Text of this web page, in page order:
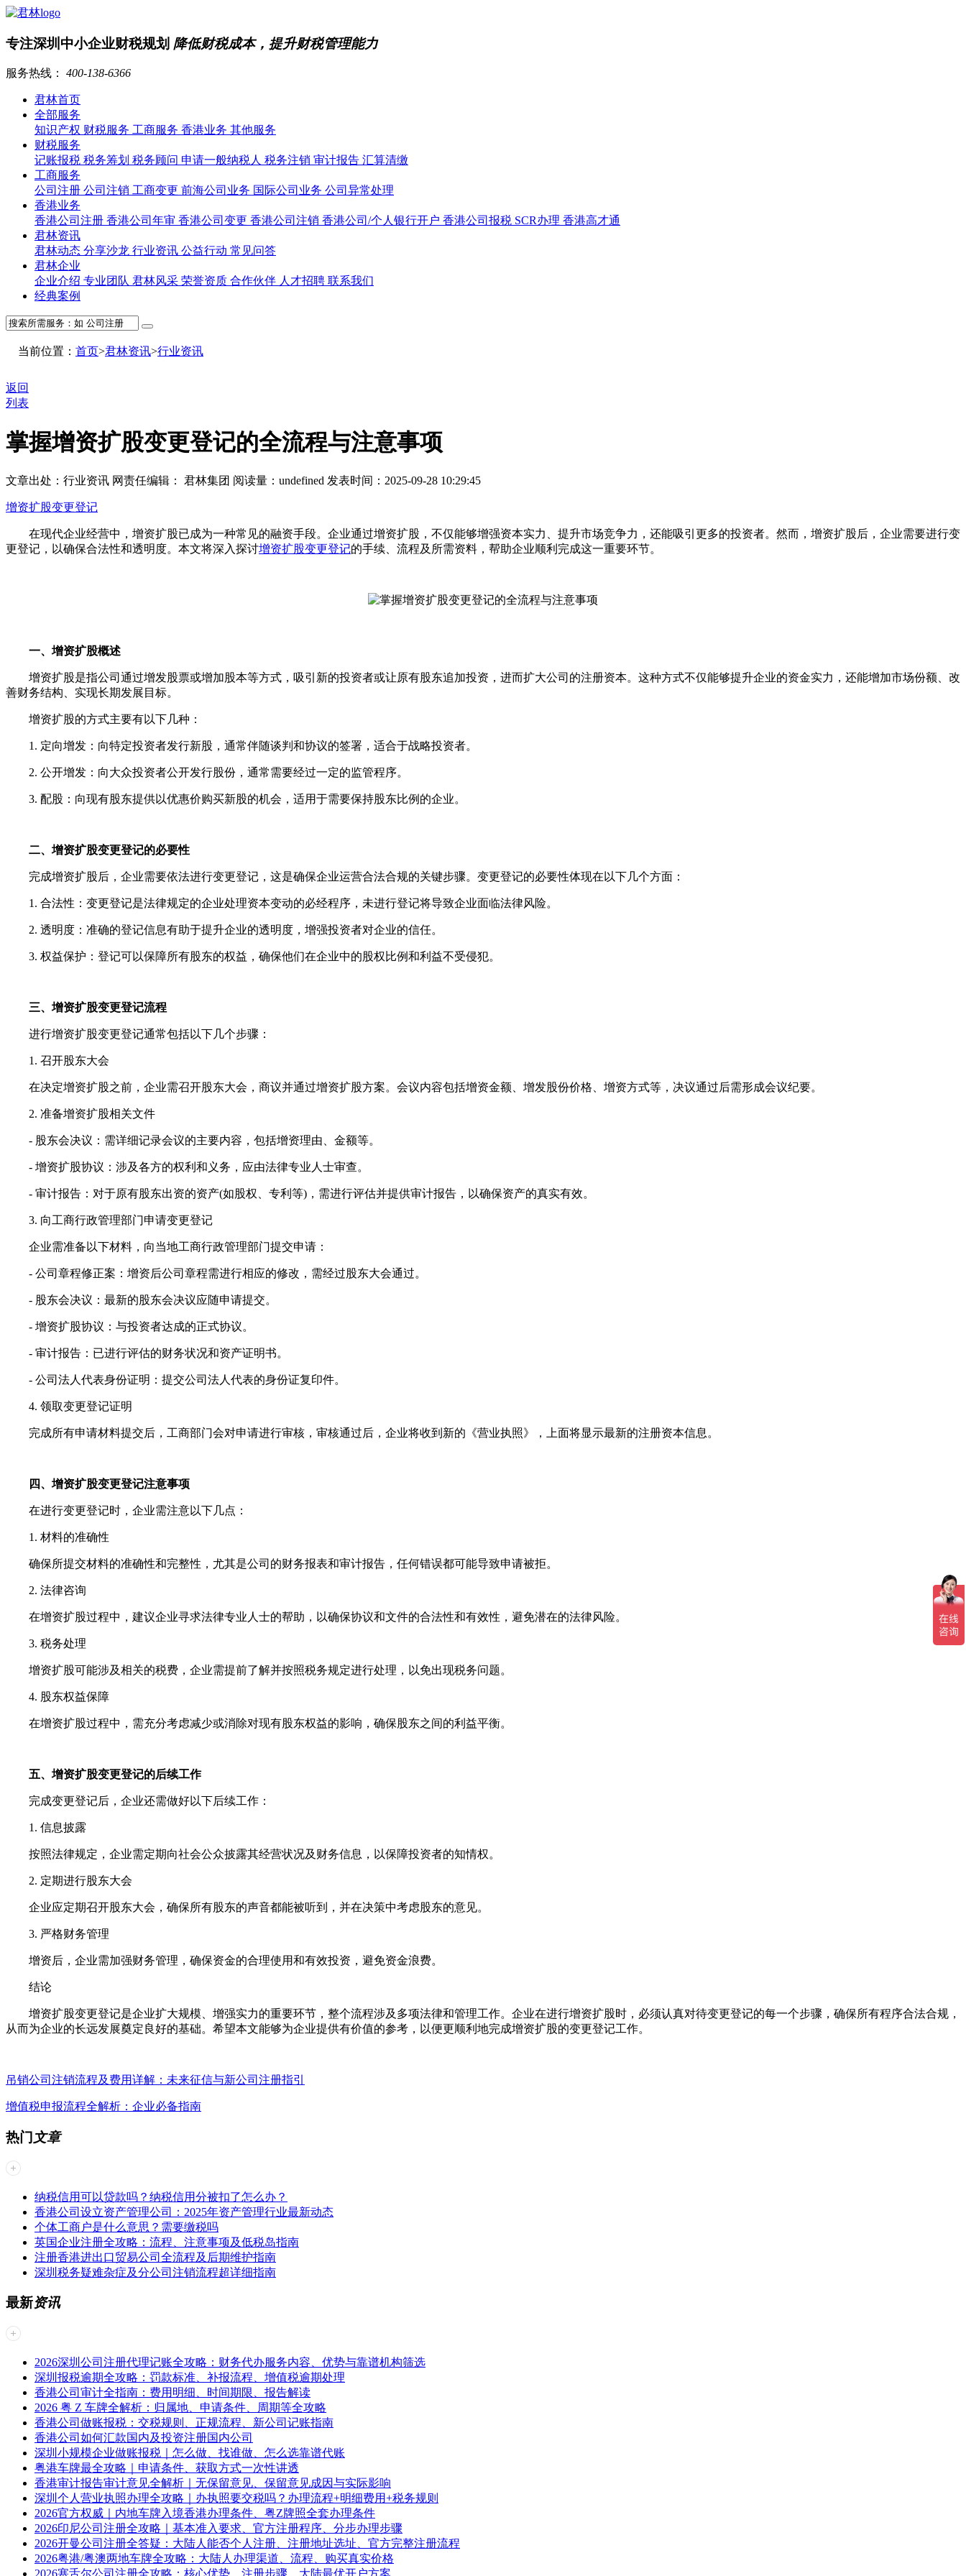
专注深圳中小企业财税规划 降低财税成本，提升财税管理能力
服务热线： 400-138-6366
君林首页
全部服务
知识产权 财税服务 工商服务 香港业务 其他服务
财税服务
记账报税 税务筹划 税务顾问 申请一般纳税人 税务注销 审计报告 汇算清缴
工商服务
公司注册 公司注销 工商变更 前海公司业务 国际公司业务 公司异常处理
香港业务
香港公司注册 香港公司年审 香港公司变更 香港公司注销 香港公司/个人银行开户 香港公司报税 SCR办理 香港高才通
君林资讯
君林动态 分享沙龙 行业资讯 公益行动 常见问答
君林企业
企业介绍 专业团队 君林风采 荣誉资质 合作伙伴 人才招聘 联系我们
经典案例
当前位置： 首页>君林资讯>行业资讯
返回
列表
掌握增资扩股变更登记的全流程与注意事项
文章出处：行业资讯 网责任编辑： 君林集团 阅读量： undefined 发表时间：2025-09-28 10:29:45
增资扩股变更登记
在现代企业经营中，增资扩股已成为一种常见的融资手段。企业通过增资扩股，不仅能够增强资本实力、提升市场竞争力，还能吸引更多的投资者。然而，增资扩股后，企业需要进行变
更登记，以确保合法性和透明度。本文将深入探讨增资扩股变更登记的手续、流程及所需资料，帮助企业顺利完成这一重要环节。
一、增资扩股概述
增资扩股是指公司通过增发股票或增加股本等方式，吸引新的投资者或让原有股东追加投资，进而扩大公司的注册资本。这种方式不仅能够提升企业的资金实力，还能增加市场份额、改
善财务结构、实现长期发展目标。
增资扩股的方式主要有以下几种：
1. 定向增发：向特定投资者发行新股，通常伴随谈判和协议的签署，适合于战略投资者。
2. 公开增发：向大众投资者公开发行股份，通常需要经过一定的监管程序。
3. 配股：向现有股东提供以优惠价购买新股的机会，适用于需要保持股东比例的企业。
二、增资扩股变更登记的必要性
完成增资扩股后，企业需要依法进行变更登记，这是确保企业运营合法合规的关键步骤。变更登记的必要性体现在以下几个方面：
1. 合法性：变更登记是法律规定的企业处理资本变动的必经程序，未进行登记将导致企业面临法律风险。
2. 透明度：准确的登记信息有助于提升企业的透明度，增强投资者对企业的信任。
3. 权益保护：登记可以保障所有股东的权益，确保他们在企业中的股权比例和利益不受侵犯。
三、增资扩股变更登记流程
进行增资扩股变更登记通常包括以下几个步骤：
1. 召开股东大会
在决定增资扩股之前，企业需召开股东大会，商议并通过增资扩股方案。会议内容包括增资金额、增发股份价格、增资方式等，决议通过后需形成会议纪要。
2. 准备增资扩股相关文件
- 股东会决议：需详细记录会议的主要内容，包括增资理由、金额等。
- 增资扩股协议：涉及各方的权利和义务，应由法律专业人士审查。
- 审计报告：对于原有股东出资的资产(如股权、专利等)，需进行评估并提供审计报告，以确保资产的真实有效。
3. 向工商行政管理部门申请变更登记
企业需准备以下材料，向当地工商行政管理部门提交申请：
- 公司章程修正案：增资后公司章程需进行相应的修改，需经过股东大会通过。
- 股东会决议：最新的股东会决议应随申请提交。
- 增资扩股协议：与投资者达成的正式协议。
- 审计报告：已进行评估的财务状况和资产证明书。
- 公司法人代表身份证明：提交公司法人代表的身份证复印件。
4. 领取变更登记证明
完成所有申请材料提交后，工商部门会对申请进行审核，审核通过后，企业将收到新的《营业执照》，上面将显示最新的注册资本信息。
四、增资扩股变更登记注意事项
在进行变更登记时，企业需注意以下几点：
1. 材料的准确性
确保所提交材料的准确性和完整性，尤其是公司的财务报表和审计报告，任何错误都可能导致申请被拒。
2. 法律咨询
在增资扩股过程中，建议企业寻求法律专业人士的帮助，以确保协议和文件的合法性和有效性，避免潜在的法律风险。
3. 税务处理
增资扩股可能涉及相关的税费，企业需提前了解并按照税务规定进行处理，以免出现税务问题。
4. 股东权益保障
在增资扩股过程中，需充分考虑减少或消除对现有股东权益的影响，确保股东之间的利益平衡。
五、增资扩股变更登记的后续工作
完成变更登记后，企业还需做好以下后续工作：
1. 信息披露
按照法律规定，企业需定期向社会公众披露其经营状况及财务信息，以保障投资者的知情权。
2. 定期进行股东大会
企业应定期召开股东大会，确保所有股东的声音都能被听到，并在决策中考虑股东的意见。
3. 严格财务管理
增资后，企业需加强财务管理，确保资金的合理使用和有效投资，避免资金浪费。
结论
增资扩股变更登记是企业扩大规模、增强实力的重要环节，整个流程涉及多项法律和管理工作。企业在进行增资扩股时，必须认真对待变更登记的每一个步骤，确保所有程序合法合规，
从而为企业的长远发展奠定良好的基础。希望本文能够为企业提供有价值的参考，以便更顺利地完成增资扩股的变更登记工作。
吊销公司注销流程及费用详解：未来征信与新公司注册指引
增值税申报流程全解析：企业必备指南
热门 文章
纳税信用可以贷款吗？纳税信用分被扣了怎么办？
香港公司设立资产管理公司：2025年资产管理行业最新动态
个体工商户是什么意思？需要缴税吗
英国企业注册全攻略：流程、注意事项及低税岛指南
注册香港进出口贸易公司全流程及后期维护指南
深圳税务疑难杂症及分公司注销流程超详细指南
最新资讯
2026深圳公司注册代理记账全攻略：财务代办服务内容、优势与靠谱机构筛选
深圳报税逾期全攻略：罚款标准、补报流程、增值税逾期处理
香港公司审计全指南：费用明细、时间期限、报告解读
2026 粤 Z 车牌全解析：归属地、申请条件、周期等全攻略
香港公司做账报税：交税规则、正规流程、新公司记账指南
香港公司如何汇款国内及投资注册国内公司
深圳小规模企业做账报税｜怎么做、找谁做、怎么选靠谱代账
粤港车牌最全攻略｜申请条件、获取方式一次性讲透
香港审计报告审计意见全解析｜无保留意见、保留意见成因与实际影响
深圳个人营业执照办理全攻略｜办执照要交税吗？办理流程+明细费用+税务规则
2026官方权威｜内地车牌入境香港办理条件、粤Z牌照全套办理条件
2026印尼公司注册全攻略｜基本准入要求、官方注册程序、分步办理步骤
2026开曼公司注册全答疑：大陆人能否个人注册、注册地址选址、官方完整注册流程
2026粤港/粤澳两地车牌全攻略：大陆人办理渠道、流程、购买真实价格